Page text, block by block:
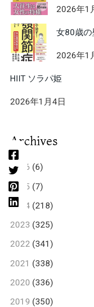
2026年1
女80歳
2026年1
HIIT ソラパ姫
2026年1月4日
Archives
2026 (6)
2025 (7)
2024 (218)
2023 (325)
2022 (341)
2021 (338)
2020 (336)
2019 (350)